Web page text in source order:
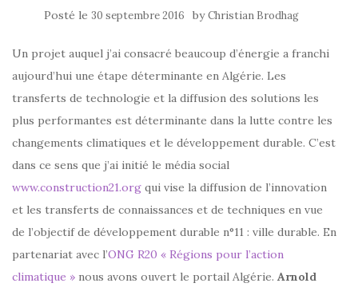
Posté le 30 septembre 2016 byChristian Brodhag
Un projet auquel j’ai consacré beaucoup d’énergie a franchi
aujourd’hui une étape déterminante en Algérie. Les
transferts de technologie et la diffusion des solutions les
plus performantes est déterminante dans la lutte contre les
changements climatiques et le développement durable. C’est
dans ce sens que j’ai initié le média social
www.construction21.org qui vise la diffusion de l’innovation
et les transferts de connaissances et de techniques en vue
de l’objectif de développement durable n°11 : ville durable. En
partenariat avec l’ONG R20 « Régions pour l’action
climatique » nous avons ouvert le portail Algérie. Arnold